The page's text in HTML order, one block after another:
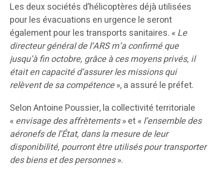
Les deux sociétés d’hélicoptères déjà utilisées
pour les évacuations en urgence le seront
également pour les transports sanitaires. «Le
directeur général de l’ARS m’a confirmé que
jusqu’à fin octobre, grâce à ces moyens privés, il
était en capacité d’assurer les missions qui
relèvent de sa compétence», a assuré le préfet.
Selon Antoine Poussier, la collectivité territoriale
«envisage des affrètements» et «l’ensemble des
aéronefs de l’État, dans la mesure de leur
disponibilité, pourront être utilisés pour transporter
des biens et des personnes».